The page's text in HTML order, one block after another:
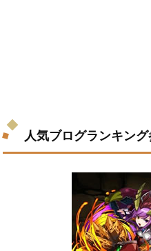
人気ブログランキン